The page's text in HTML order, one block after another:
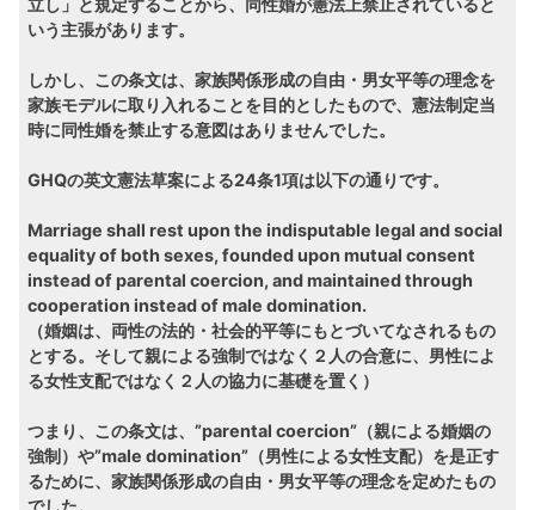
いう主張があります。
しかし、この条文は、家族関係形成の自由・男女平等の理念を
家族モデルに取り入れることを目的としたもので、憲法制定当
時に同性婚を禁止する意図はありませんでした。
GHQの英文憲法草案による24条1項は以下の通りです。
Marriage shall rest upon the indisputable legal and social
equality of both sexes, founded upon mutual consent
instead of parental coercion, and maintained through
cooperation instead of male domination.
（婚姻は、両性の法的・社会的平等にもとづいてなされるもの
とする。そして親による強制ではなく２人の合意に、男性によ
る女性支配ではなく２人の協力に基礎を置く）
つまり、この条文は、”parental coercion”（親による婚姻の
強制）や”male domination”（男性による女性支配）を是正す
るために、家族関係形成の自由・男女平等の理念を定めたもの
でした。